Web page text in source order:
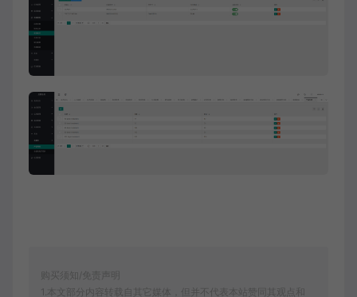
购买须知/免责声明
1.本文部分内容转载自其它媒体，但并不代表本站赞同其观点和